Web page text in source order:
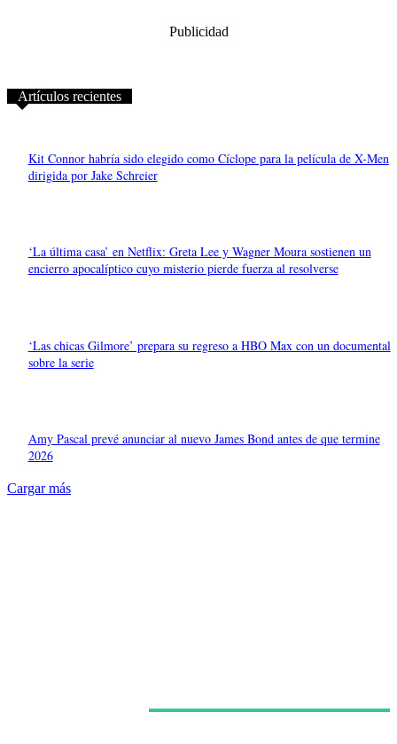
Publicidad
Artículos recientes
Kit Connor habría sido elegido como Cíclope para la película de X-Men
dirigida por Jake Schreier
‘La última casa’ en Netflix: Greta Lee y Wagner Moura sostienen un
encierro apocalíptico cuyo misterio pierde fuerza al resolverse
‘Las chicas Gilmore’ prepara su regreso a HBO Max con un documental
sobre la serie
Amy Pascal prevé anunciar al nuevo James Bond antes de que termine
2026
Cargar más